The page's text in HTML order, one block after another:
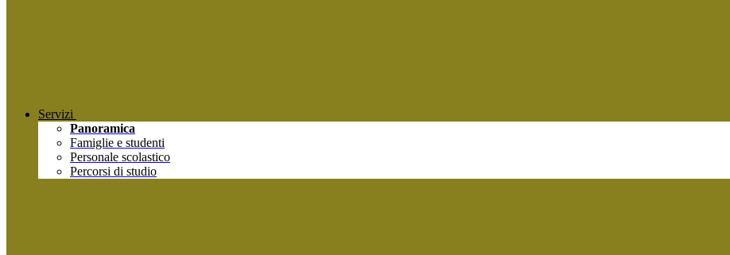
Servizi
Panoramica
Famiglie e studenti
Personale scolastico
Percorsi di studio